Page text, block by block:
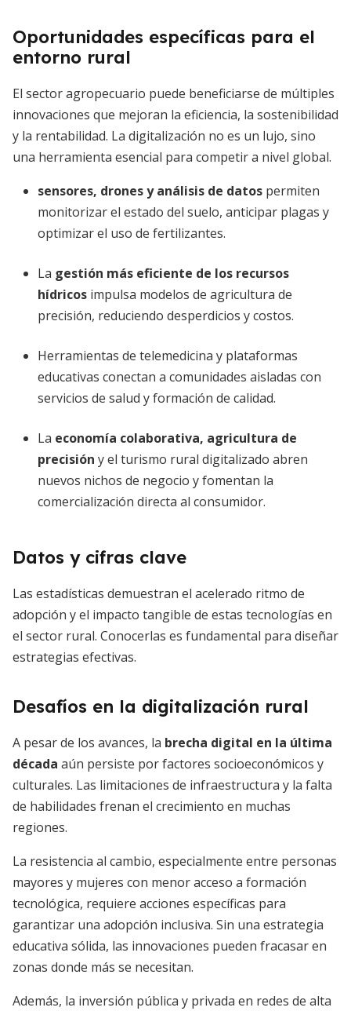
Oportunidades específicas para el
entorno rural
El sector agropecuario puede beneficiarse de múltiples
innovaciones que mejoran la eficiencia, la sostenibilidad
y la rentabilidad. La digitalización no es un lujo, sino
una herramienta esencial para competir a nivel global.
sensores, drones y análisis de datos permiten
monitorizar el estado del suelo, anticipar plagas y
optimizar el uso de fertilizantes.
La gestión más eficiente de los recursos
hídricos impulsa modelos de agricultura de
precisión, reduciendo desperdicios y costos.
Herramientas de telemedicina y plataformas
educativas conectan a comunidades aisladas con
servicios de salud y formación de calidad.
La economía colaborativa, agricultura de
precisión y el turismo rural digitalizado abren
nuevos nichos de negocio y fomentan la
comercialización directa al consumidor.
Datos y cifras clave
Las estadísticas demuestran el acelerado ritmo de
adopción y el impacto tangible de estas tecnologías en
el sector rural. Conocerlas es fundamental para diseñar
estrategias efectivas.
Desafíos en la digitalización rural
A pesar de los avances, la brecha digital en la última
década aún persiste por factores socioeconómicos y
culturales. Las limitaciones de infraestructura y la falta
de habilidades frenan el crecimiento en muchas
regiones.
La resistencia al cambio, especialmente entre personas
mayores y mujeres con menor acceso a formación
tecnológica, requiere acciones específicas para
garantizar una adopción inclusiva. Sin una estrategia
educativa sólida, las innovaciones pueden fracasar en
zonas donde más se necesitan.
Además, la inversión pública y privada en redes de alta